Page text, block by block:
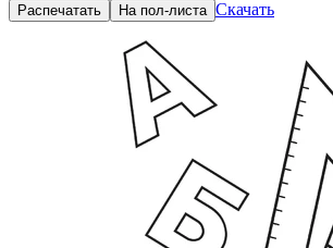
Распечатать На пол-листа Скачать